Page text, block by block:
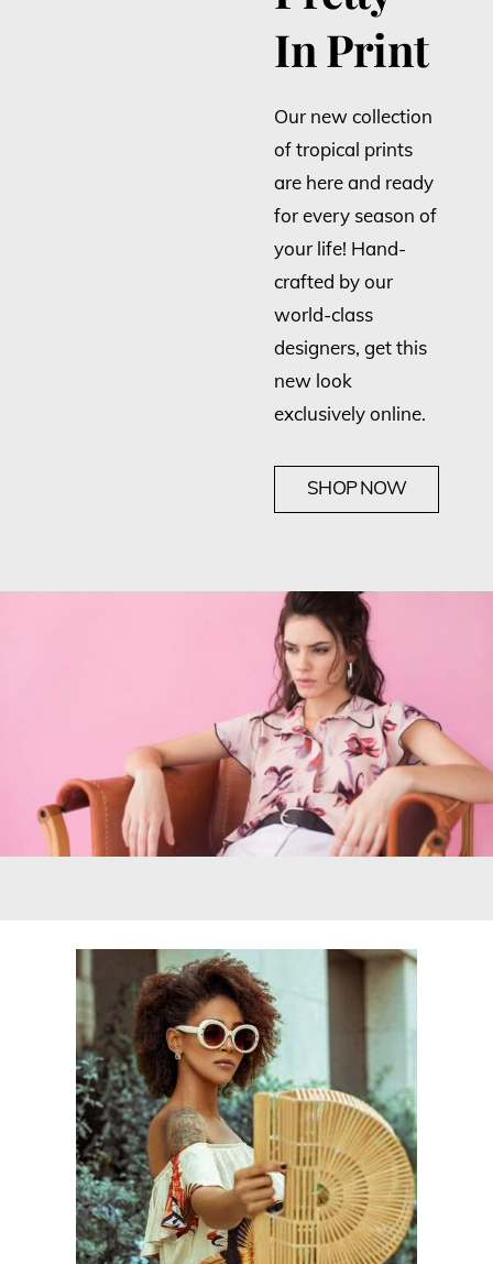
In Print
Our new collection
of tropical prints
are here and ready
for every season of
your life! Hand-
crafted by our
world-class
designers, get this
new look
exclusively online.
SHOP NOW